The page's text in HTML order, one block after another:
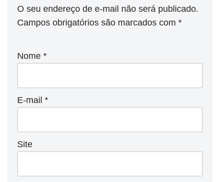
O seu endereço de e-mail não será publicado.
Campos obrigatórios são marcados com *
Nome *
E-mail *
Site